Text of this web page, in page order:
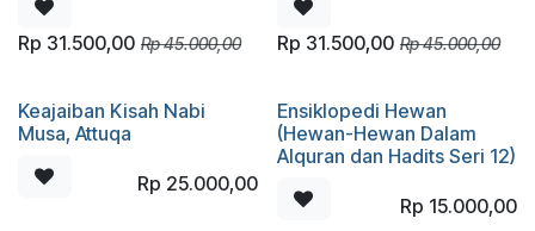
Rp 31.500,00 Rp45.000,00 Rp 31.500,00 Rp45.000,00
Keajaiban Kisah Nabi
Musa, Attuqa
Rp 25.000,00
Ensiklopedi Hewan
(Hewan-Hewan Dalam
Alquran dan Hadits Seri 12)
Rp 15.000,00